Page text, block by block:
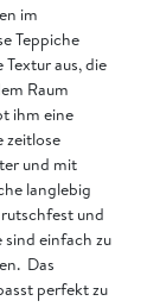
im
Teppiche
aus, die
Raum
ihm eine
zeitlose
und mit
langlebig
und
sind einfach zu
Das
perfekt zu